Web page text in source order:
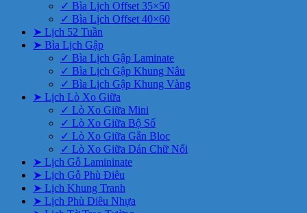
✓ Bìa Lịch Offset 35×50
✓ Bìa Lịch Offset 40×60
➤ Lịch 52 Tuần
➤ Bìa Lịch Gập
✓ Bìa Lịch Gập Laminate
✓ Bìa Lịch Gập Khung Nâu
✓ Bìa Lịch Gập Khung Vàng
➤ Lịch Lò Xo Giữa
✓ Lò Xo Giữa Mini
✓ Lò Xo Giữa Bộ Số
✓ Lò Xo Giữa Gắn Bloc
✓ Lò Xo Giữa Dán Chữ Nổi
➤ Lịch Gỗ Lamininate
➤ Lịch Gỗ Phù Điêu
➤ Lịch Khung Tranh
➤ Lịch Phù Điêu Nhựa